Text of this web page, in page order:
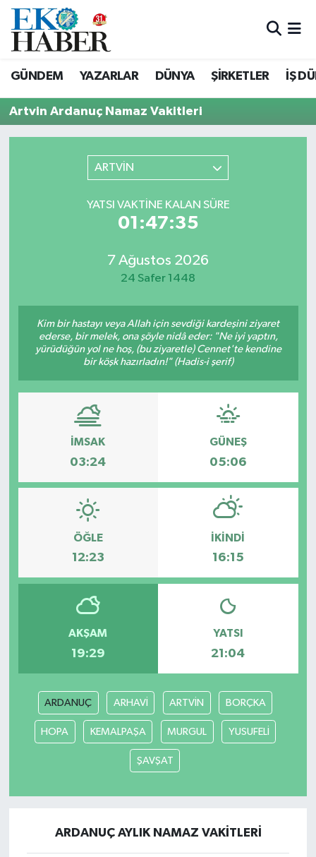
GÜNDEM YAZARLAR DÜNYA ŞİRKETLER İŞ
Artvin Ardanuç Namaz Vakitleri
ARTVİN
YATSI VAKTINE KALAN SÜRE
01:47:35
7 Ağustos 2026
24 Safer 1448
Kim bir hastayı veya Allah için sevdiği kardeşini ziyaret
ederse, bir melek, ona şöyle nidâ eder: "Ne iyi yaptın,
yürüdüğün yol ne hoş, (bu ziyaretle) Cennet'te kendine
bir köşk hazırladın!" (Hadis-i şerif)
İMSAK
03:24
GÜNEŞ
05:06
ÖĞLE
12:23
İKINDI
16:15
AKŞAM
19:29
YATSI
21:04
ARDANUÇ ARHAVİ ARTVİN BORÇKA
HOPA KEMALPAŞA MURGUL YUSUFELİ
ŞAVŞAT
ARDANUÇ AYLIK NAMAZ VAKITLERI
Hava Durumu
Süper Lig Puan Durumu ve Fikstür
Tüm Manşetler
Son Dakika Haberleri